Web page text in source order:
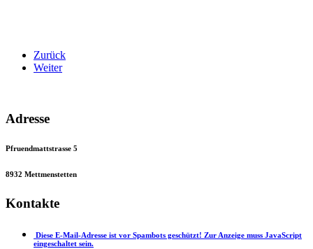
Zurück
Weiter
Adresse
Pfruendmattstrasse 5
8932 Mettmenstetten
Kontakte
Diese E-Mail-Adresse ist vor Spambots geschützt! Zur Anzeige muss JavaScript
eingeschaltet sein.